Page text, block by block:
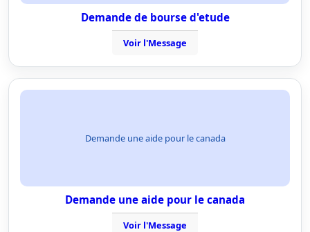
Demande de bourse d'etude
Voir l'Message
Demande une aide pour le canada
Demande une aide pour le canada
Voir l'Message